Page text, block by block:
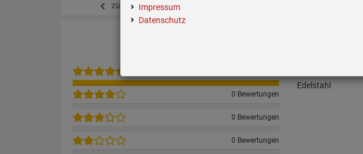
zurück zum Artikel
0 Bewertungen
0 Bewertungen
0 Bewertungen
Impressum
Datenschutz